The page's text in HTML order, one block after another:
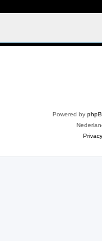
Powered by
Privacy